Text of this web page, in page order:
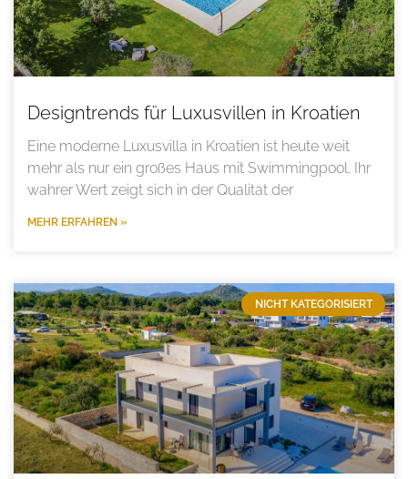
Designtrends für Luxusvillen in Kroatien
Eine moderne Luxusvilla in Kroatien ist heute weit
mehr als nur ein großes Haus mit Swimmingpool. Ihr
wahrer Wert zeigt sich in der Qualität der
MEHR ERFAHREN »
NICHT KATEGORISIERT